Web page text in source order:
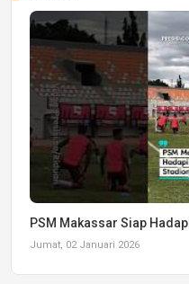
PSM Makassar Siap
Jumat, 02 Januari 2026